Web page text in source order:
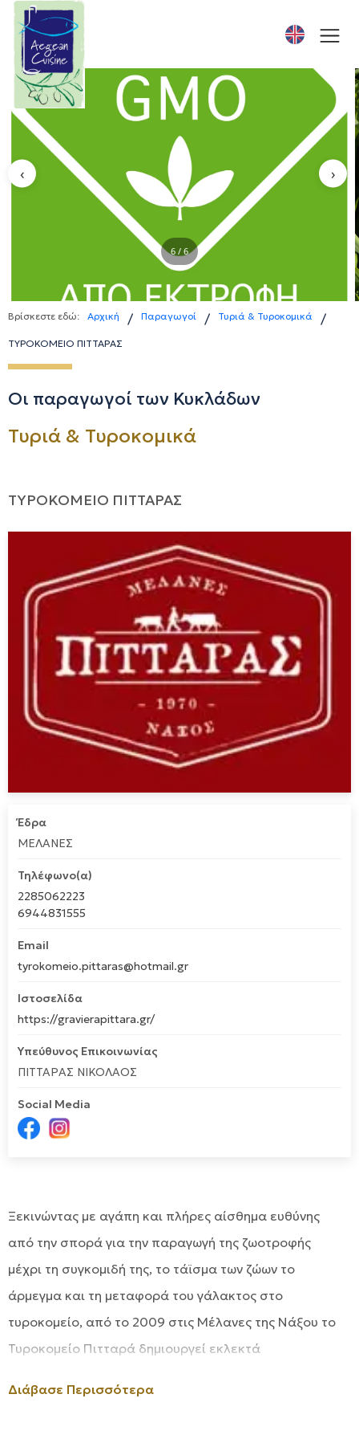
‹ ›
1 / 6
Βρίσκεστε εδώ: Αρχική / Παραγωγοί / Τυριά & Τυροκομικά /
ΤΥΡΟΚΟΜΕΙΟ ΠΙΤΤΑΡΑΣ
Οι παραγωγοί των Κυκλάδων
Τυριά & Τυροκομικά
ΤΥΡΟΚΟΜΕΙΟ ΠΙΤΤΑΡΑΣ
Έδρα
ΜΕΛΑΝΕΣ
Τηλέφωνο(α)
2285062223
6944831555
Email
tyrokomeio.pittaras@hotmail.gr
Ιστοσελίδα
https://gravierapittara.gr/
Υπεύθυνος Επικοινωνίας
ΠΙΤΤΑΡΑΣ ΝΙΚΟΛΑΟΣ
Social Media
Ξεκινώντας με αγάπη και πλήρες αίσθημα ευθύνης
από την σπορά για την παραγωγή της ζωοτροφής
μέχρι τη συγκομιδή της, το τάϊσμα των ζώων το
άρμεγμα και τη μεταφορά του γάλακτος στο
τυροκομείο, από το 2009 στις Μέλανες της Νάξου το
Τυροκομείο Πιτταρά δημιουργεί εκλεκτά
Τα προϊόντα μας παρασκευάζονται από φρέσκο
Διάβασε Περισσότερα